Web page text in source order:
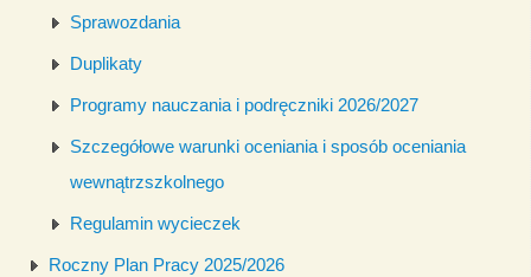
Sprawozdania
Duplikaty
Programy nauczania i podręczniki 2026/2027
Szczegółowe warunki oceniania i sposób oceniania
wewnątrzszkolnego
Regulamin wycieczek
Roczny Plan Pracy 2025/2026